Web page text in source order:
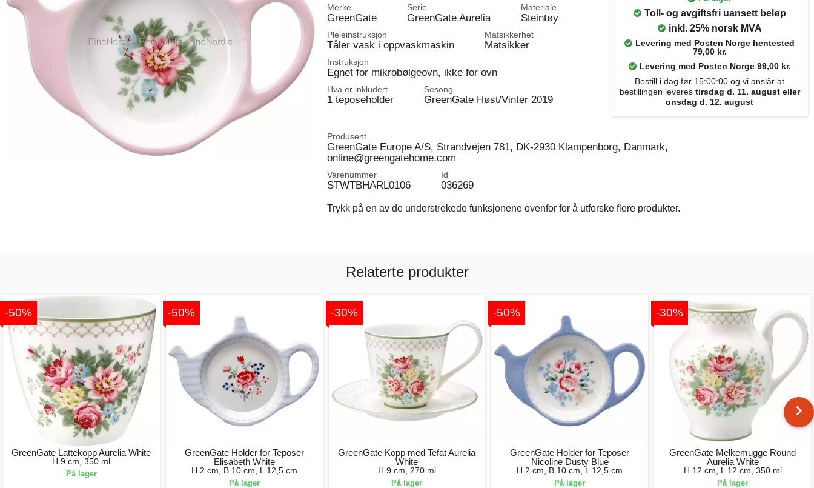
Toll- og avgiftsfri uansett beløp
inkl. 25% norsk MVA
Levering med Posten Norge hentested
79,00 kr.
Levering med Posten Norge 99,00 kr.
Bestill i dag før 15:00:00 og vi anslår at
bestillingen leveres tirsdag d. 11. august eller
onsdag d. 12. august
Merke
GreenGate
Serie
GreenGate Aurelia
Materiale
Steintøy
Pleieinstruksjon
Tåler vask i oppvaskmaskin
Matsikkerhet
Matsikker
Instruksjon
Egnet for mikrobølgeovn, ikke for ovn
Hva er inkludert
1 teposeholder
Sesong
GreenGate Høst/Vinter 2019
Produsent
GreenGate Europe A/S, Strandvejen 781, DK-2930 Klampenborg, Danmark,
online@greengatehome.com
Varenummer
STWTBHARL0106
Id
036269
Trykk på en av de understrekede funksjonene ovenfor for å utforske flere produkter.
Relaterte produkter
-50%
GreenGate Lattekopp Aurelia White
H 9 cm, 350 ml
På lager
-50%
GreenGate Holder for Teposer
Elisabeth White
H 2 cm, B 10 cm, L 12,5 cm
På lager
-30%
GreenGate Kopp med Tefat Aurelia
White
H 9 cm, 270 ml
På lager
-50%
GreenGate Holder for Teposer
Nicoline Dusty Blue
H 2 cm, B 10 cm, L 12,5 cm
På lager
-30%
GreenGate Melkemugge Round
Aurelia White
H 12 cm, L 12 cm, 350 ml
På lager